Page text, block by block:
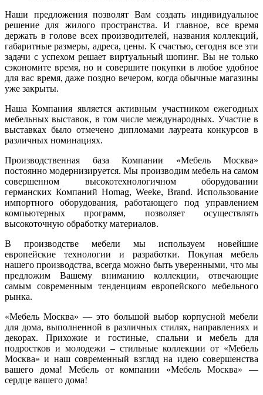
Наши предложения позволят Вам создать индивидуальное
решение для жилого пространства. И главное, все время
держать в голове всех производителей, названия коллекций,
габаритные размеры, адреса, цены. К счастью, сегодня все эти
задачи с успехом решает виртуальный шопинг. Вы не только
сэкономите время, но и совершите покупки в любое удобное
для вас время, даже поздно вечером, когда обычные магазины
уже закрыты.
Наша Компания является активным участником ежегодных
мебельных выставок, в том числе международных. Участие в
выставках было отмечено дипломами лауреата конкурсов в
различных номинациях.
Производственная база Компании «Мебель Москва»
постоянно модернизируется. Мы производим мебель на самом
совершенном высокотехнологичном оборудовании
германских Компаний Homag, Weeke, Brand. Использование
импортного оборудования, работающего под управлением
компьютерных программ, позволяет осуществлять
высокоточную обработку материалов.
В производстве мебели мы используем новейшие
европейские технологии и разработки. Покупая мебель
нашего производства, всегда можно быть уверенными, что мы
предложим Вашему вниманию коллекции, отвечающие
самым современным тенденциям европейского мебельного
рынка.
«Мебель Москва» — это большой выбор корпусной мебели
для дома, выполненной в различных стилях, направлениях и
декорах. Прихожие и гостиные, спальни и мебель для
подростков и молодежи – стильные коллекции от «Мебель
Москва» и наш современный взгляд на идею совершенства
вашего дома! Мебель от компании «Мебель Москва» —
сердце вашего дома!